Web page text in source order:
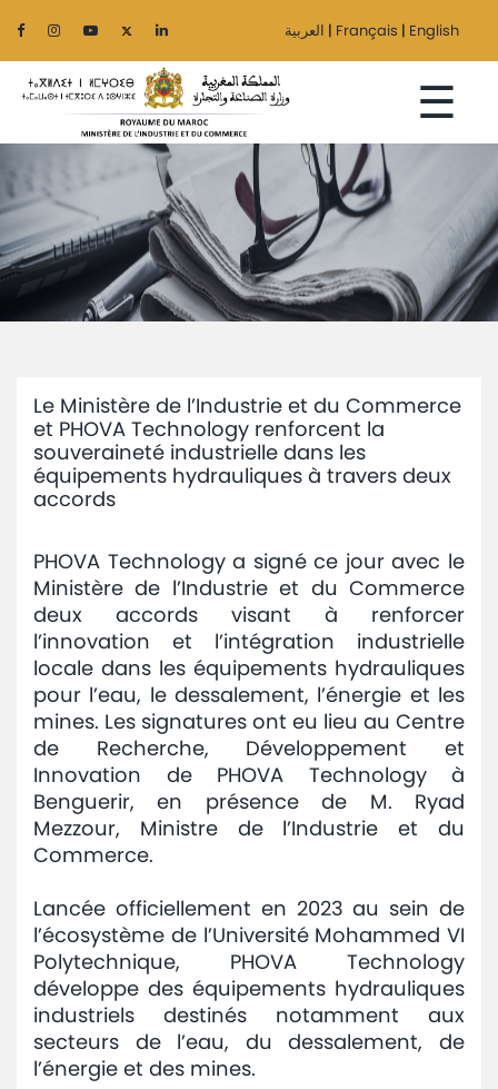
العربية | Français | English
☰
Accueil
Le
Ministère
Régionalisation
Services
et
annonces
Médiaroom
Contact
Le Ministère de l’Industrie et du Commerce
et PHOVA Technology renforcent la
souveraineté industrielle dans les
équipements hydrauliques à travers deux
accords
PHOVA Technology a signé ce jour avec le
Ministère de l’Industrie et du Commerce
deux accords visant à renforcer
l’innovation et l’intégration industrielle
locale dans les équipements hydrauliques
pour l’eau, le dessalement, l’énergie et les
mines. Les signatures ont eu lieu au Centre
de Recherche, Développement et
Innovation de PHOVA Technology à
Benguerir, en présence de M. Ryad
Mezzour, Ministre de l’Industrie et du
Commerce.
Lancée officiellement en 2023 au sein de
l’écosystème de l’Université Mohammed VI
Polytechnique, PHOVA Technology
développe des équipements hydrauliques
industriels destinés notamment aux
secteurs de l’eau, du dessalement, de
l’énergie et des mines.